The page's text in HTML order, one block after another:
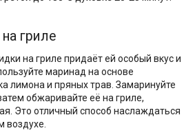
гриле
на гриле придаёт ей особый вкус и
маринад на основе
лимона и пряных трав. Замаринуйте
обжаривайте её на гриле,
Это отличный способ наслаждаться
воздухе.